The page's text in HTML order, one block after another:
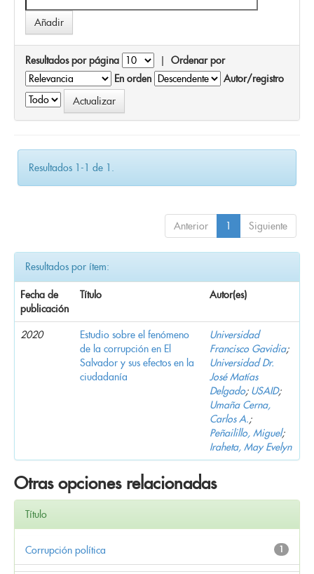
Resultados por página | Ordenar por
En orden
Autor/registro
Resultados 1-1 de 1.
Anterior 1 Siguiente
Resultados por ítem:
Fecha de
publicación
Título Autor(es)
2020
Estudio sobre el fenómeno
de la corrupción en El
Salvador y sus efectos en la
ciudadanía
Universidad
Francisco Gavidia;
Universidad Dr.
José Matías
Delgado; USAID;
Umaña Cerna,
Carlos A.;
Peñailillo, Miguel;
Iraheta, May Evelyn
Otras opciones relacionadas
Título
1
Corrupción política